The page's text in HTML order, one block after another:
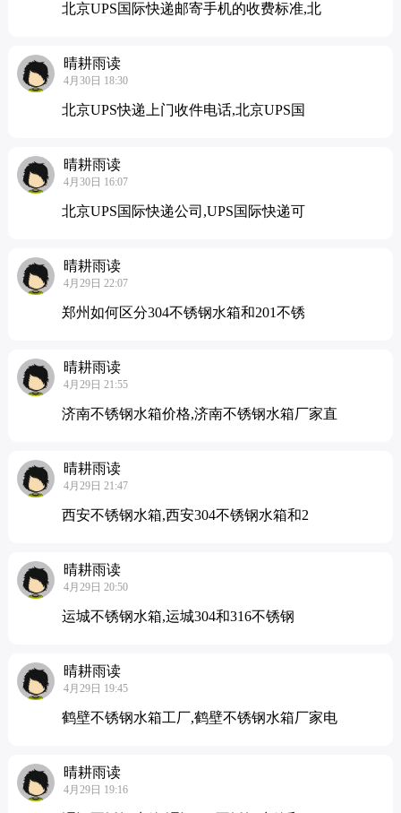
北京UPS国际快递邮寄手机的收费标准,北
晴耕雨读
4月30日 18:30
北京UPS快递上门收件电话,北京UPS国
晴耕雨读
4月30日 16:07
北京UPS国际快递公司,UPS国际快递可
晴耕雨读
4月29日 22:07
郑州如何区分304不锈钢水箱和201不锈
晴耕雨读
4月29日 21:55
济南不锈钢水箱价格,济南不锈钢水箱厂家直
晴耕雨读
4月29日 21:47
西安不锈钢水箱,西安304不锈钢水箱和2
晴耕雨读
4月29日 20:50
运城不锈钢水箱,运城304和316不锈钢
晴耕雨读
4月29日 19:45
鹤壁不锈钢水箱工厂,鹤壁不锈钢水箱厂家电
晴耕雨读
4月29日 19:16